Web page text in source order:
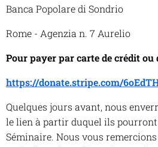
Banca Popolare di Sondrio
Rome - Agenzia n. 7 Aurelio
Pour payer par carte de crédit ou
https://donate.stripe.com/
Quelques jours avant, nous
le lien à partir duquel ils pourront
Séminaire. Nous vous